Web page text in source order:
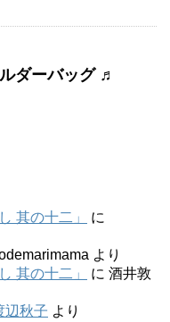
ダーバッグ ♬
其の十二」
に
より
其の十二」
に 酒井敦
辺秋子 より